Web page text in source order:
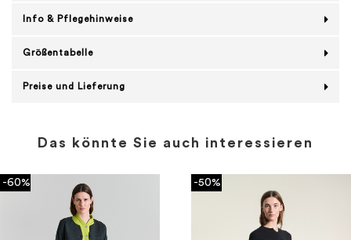
Info & Pflegehinweise
Größentabelle
Preise und Lieferung
Das könnte Sie auch interessieren
-60% -50%